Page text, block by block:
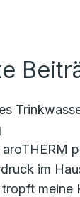
aroTHERM
im
meine